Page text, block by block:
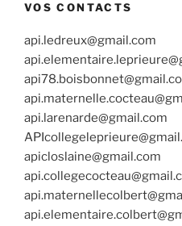
2020) »
VOS CONTACTS
api.ledreux@gmail.com
api.larenarde@gmail.com
apicloslaine@gmail.com